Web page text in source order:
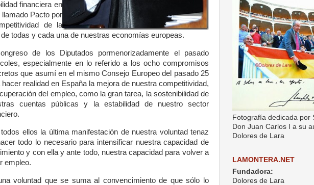
financiera en
llamado Pacto por
de la
todas y cada una de nuestras economías europeas.
de los Diputados pormenorizadamente el pasado
especialmente en lo referido a los ocho compromisos
que asumí en el mismo Consejo Europeo del pasado 25
hacer realidad en España la mejora de nuestra competitividad,
del empleo, como la gran tarea, la sostenibilidad de
cuentas públicas y la estabilidad de nuestro sector
ellos la última manifestación de nuestra voluntad tenaz
todo lo necesario para intensificar nuestra capacidad de
y con ella y ante todo, nuestra capacidad para volver a
empleo.
voluntad que se suma al convencimiento de que sólo lo
Fotografía dedicada por
Don Juan Carlos I a su
Dolores de Lara
LAMONTERA.NET
Fundadora:
Dolores de Lara